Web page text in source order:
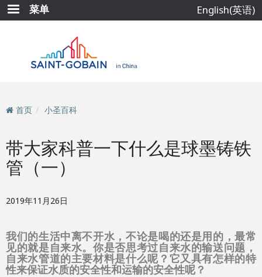
跳
转
菜单 English(英语)
首页 小圣百科
带大家科普一下什么是球墨铸铁
管（一）
2019年11月26日
我们的生活中离不开水，不论是喝的还是用的，最常
见的就是自来水。你是否思考过自来水的输送问题，
自来水管道的主要材料是什么呢？它又具有怎样的特
性来保证水质的安全性和运输的安全性呢？